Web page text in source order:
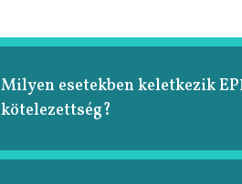
Milyen esetekben keletkezik
kötelezettség?